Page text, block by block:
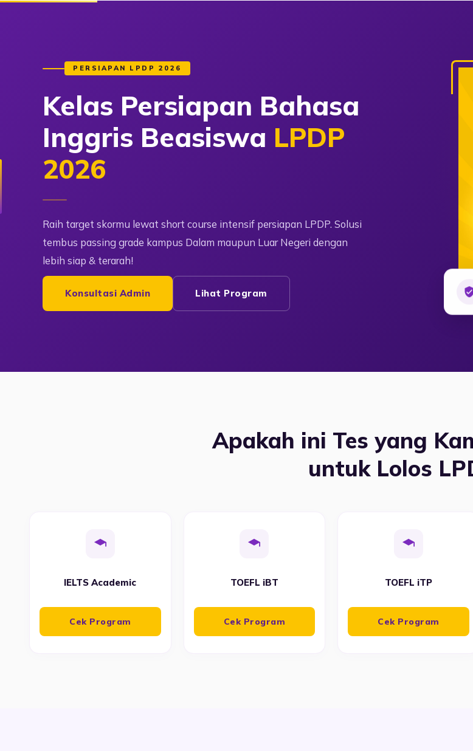
PERSIAPAN LPDP 2026
Kelas Persiapan Bahasa
Inggris Beasiswa LPDP
2026
Raih target skormu lewat short course intensif persiapan LPDP. Solusi
tembus passing grade kampus Dalam maupun Luar Negeri dengan
lebih siap & terarah!
Konsultasi Admin Lihat Program
Apakah ini Tes yang
untuk Lolos
IELTS Academic
Cek Program
TOEFL iBT
Cek Program
TOEFL iTP
Cek Program